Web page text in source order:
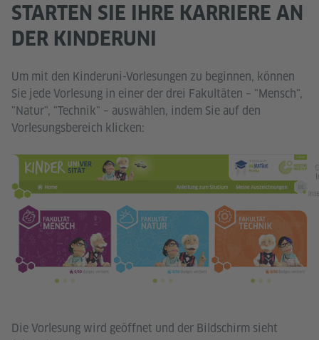
STARTEN SIE IHRE KARRIERE AN
DER KINDERUNI
Um mit den Kinderuni-Vorlesungen zu beginnen, können
Sie jede Vorlesung in einer der drei Fakultäten – "Mensch",
"Natur", "Technik" – auswählen, indem Sie auf den
Vorlesungsbereich klicken:
Die Vorlesung wird geöffnet und der Bildschirm sieht